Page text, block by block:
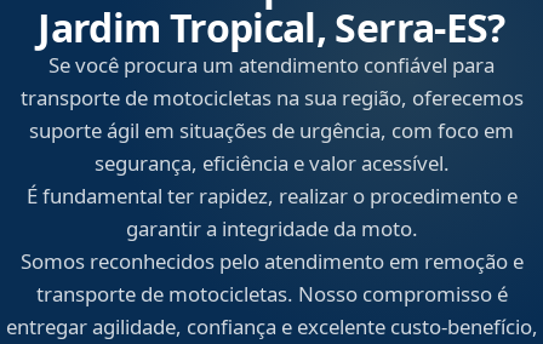
Jardim Tropical, Serra‑ES?
Se você procura um atendimento confiável para
transporte de motocicletas na sua região, oferecemos
suporte ágil em situações de urgência, com foco em
segurança, eficiência e valor acessível.
É fundamental ter rapidez, realizar o procedimento e
garantir a integridade da moto.
Somos reconhecidos pelo atendimento em remoção e
transporte de motocicletas. Nosso compromisso é
entregar agilidade, confiança e excelente custo-benefício,